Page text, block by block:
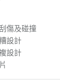
傷及碰撞
設計
設計